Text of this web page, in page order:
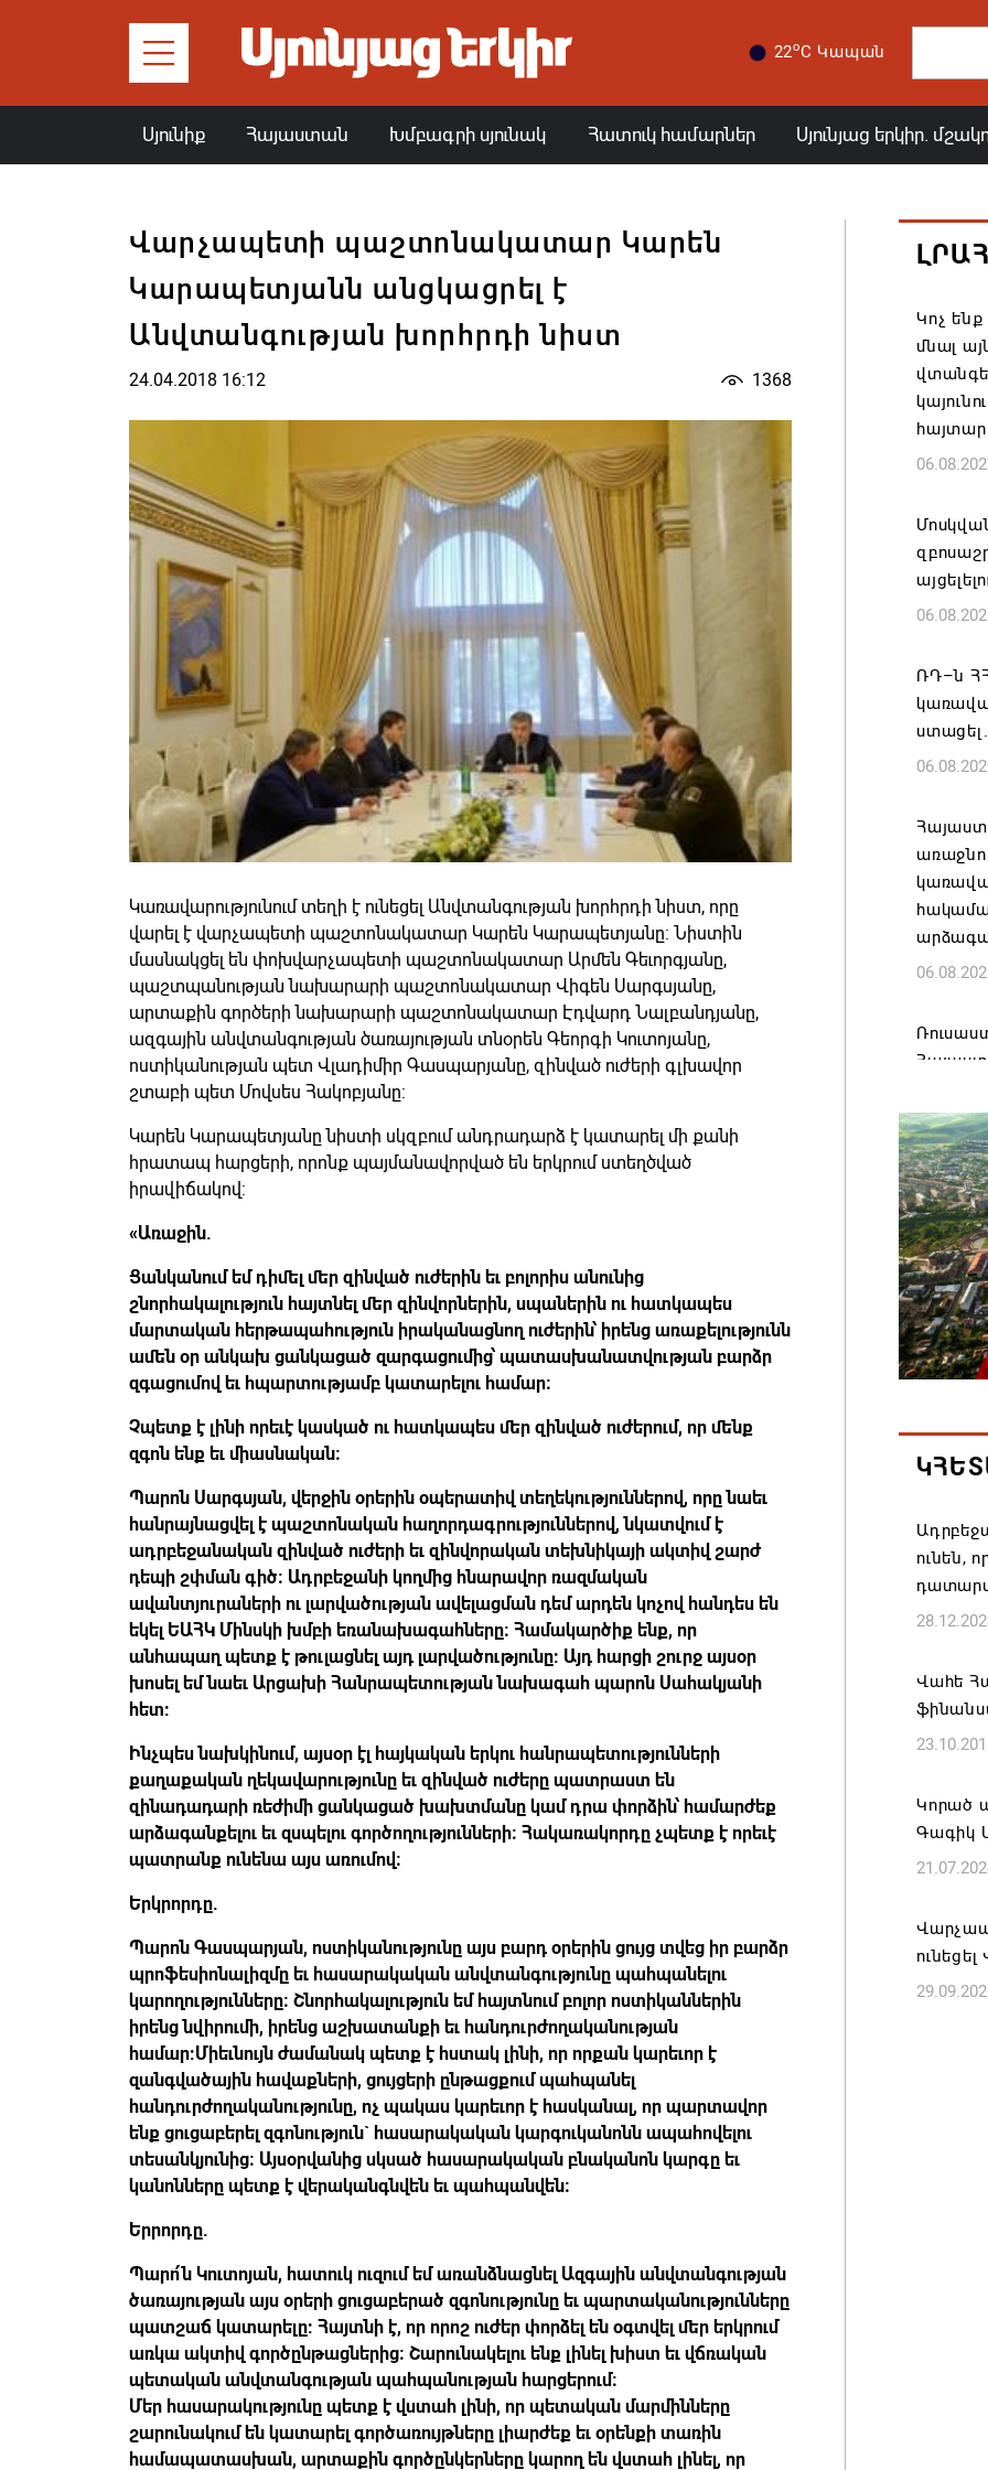
22oC Կապան
Սյունիք Հայաստան Խմբագրի սյունակ Հատուկ համարներ Սյունյաց երկիր.
Վարչապետի պաշտոնակատար Կարեն
Կարապետյանն անցկացրել է
Անվտանգության խորհրդի նիստ
24.04.2018 16:12 1368
Կառավարությունում տեղի է ունեցել Անվտանգության խորհրդի նիստ, որը
վարել է վարչապետի պաշտոնակատար Կարեն Կարապետյանը: Նիստին
մասնակցել են փոխվարչապետի պաշտոնակատար Արմեն Գեւորգյանը,
պաշտպանության նախարարի պաշտոնակատար Վիգեն Սարգսյանը,
արտաքին գործերի նախարարի պաշտոնակատար Էդվարդ Նալբանդյանը,
ազգային անվտանգության ծառայության տնօրեն Գեորգի Կուտոյանը,
ոստիկանության պետ Վլադիմիր Գասպարյանը, զինված ուժերի գլխավոր
շտաբի պետ Մովսես Հակոբյանը:
Կարեն Կարապետյանը նիստի սկզբում անդրադարձ է կատարել մի քանի
հրատապ հարցերի, որոնք պայմանավորված են երկրում ստեղծված
իրավիճակով:
«Առաջին.
Ցանկանում եմ դիմել մեր զինված ուժերին եւ բոլորիս անունից
շնորհակալություն հայտնել մեր զինվորներին, սպաներին ու հատկապես
մարտական հերթապահություն իրականացնող ուժերին՝ իրենց առաքելությունն
ամեն օր անկախ ցանկացած զարգացումից՝ պատասխանատվության բարձր
զգացումով եւ հպարտությամբ կատարելու համար։
Չպետք է լինի որեւէ կասկած ու հատկապես մեր զինված ուժերում, որ մենք
զգոն ենք եւ միասնական։
Պարոն Սարգսյան, վերջին օրերին օպերատիվ տեղեկություններով, որը նաեւ
հանրայնացվել է պաշտոնական հաղորդագրություններով, նկատվում է
ադրբեջանական զինված ուժերի եւ զինվորական տեխնիկայի ակտիվ շարժ
դեպի շփման գիծ։ Ադրբեջանի կողմից հնարավոր ռազմական
ավանտյուրաների ու լարվածության ավելացման դեմ արդեն կոչով հանդես են
եկել ԵԱՀԿ Մինսկի խմբի եռանախագահները։ Համակարծիք ենք, որ
անհապաղ պետք է թուլացնել այդ լարվածությունը: Այդ հարցի շուրջ այսօր
խոսել եմ նաեւ Արցախի Հանրապետության նախագահ պարոն Սահակյանի
հետ:
Ինչպես նախկինում, այսօր էլ հայկական երկու հանրապետությունների
քաղաքական ղեկավարությունը եւ զինված ուժերը պատրաստ են
զինադադարի ռեժիմի ցանկացած խախտմանը կամ դրա փորձին՝ համարժեք
արձագանքելու եւ զսպելու գործողությունների։ Հակառակորդը չպետք է որեւէ
պատրանք ունենա այս առումով։
Երկրորդը.
Պարոն Գասպարյան, ոստիկանությունը այս բարդ օրերին ցույց տվեց իր բարձր
պրոֆեսիոնալիզմը եւ հասարակական անվտանգությունը պահպանելու
կարողությունները։ Շնորհակալություն եմ հայտնում բոլոր ոստիկաններին
իրենց նվիրումի, իրենց աշխատանքի եւ հանդուրժողականության
համար:Միեւնույն ժամանակ պետք է հստակ լինի, որ որքան կարեւոր է
զանգվածային հավաքների, ցույցերի ընթացքում պահպանել
հանդուրժողականությունը, ոչ պակաս կարեւոր է հասկանալ, որ պարտավոր
ենք ցուցաբերել զգոնություն` հասարակական կարգուկանոնն ապահովելու
տեսանկյունից։ Այսօրվանից սկսած հասարակական բնականոն կարգը եւ
կանոնները պետք է վերականգնվեն եւ պահպանվեն։
Երրորդը.
Պարո՛ն Կուտոյան, հատուկ ուզում եմ առանձնացնել Ազգային անվտանգության
ծառայության այս օրերի ցուցաբերած զգոնությունը եւ պարտականությունները
պատշաճ կատարելը: Հայտնի է, որ որոշ ուժեր փորձել են օգտվել մեր երկրում
առկա ակտիվ գործընթացներից։ Շարունակելու ենք լինել խիստ եւ վճռական
պետական անվտանգության պահպանության հարցերում։
Մեր հասարակությունը պետք է վստահ լինի, որ պետական մարմինները
շարունակում են կատարել գործառույթները լիարժեք եւ օրենքի տառին
համապատասխան, արտաքին գործընկերները կարող են վստահ լինել, որ
Կոչ
մնալ
ՌԴ–ն
ստացել.
Հայոց
է թե՛
ունեն,
Վահե
Կորած
Գագիկ